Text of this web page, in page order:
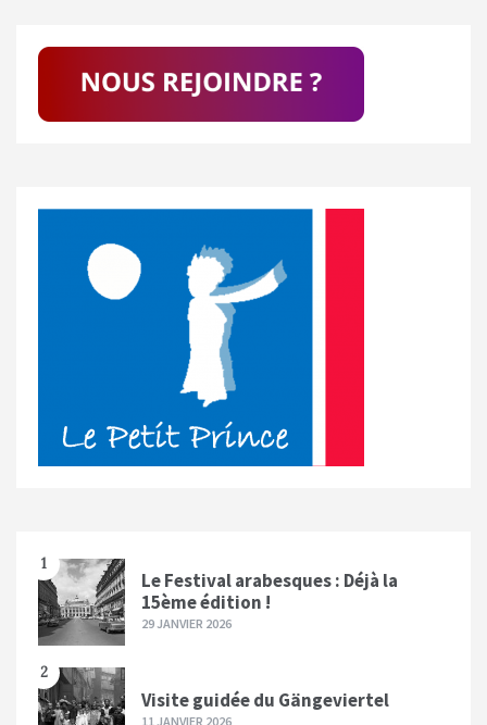
1
Le Festival arabesques : Déjà la
15ème édition !
29 JANVIER 2026
2
Visite guidée du Gängeviertel
11 JANVIER 2026